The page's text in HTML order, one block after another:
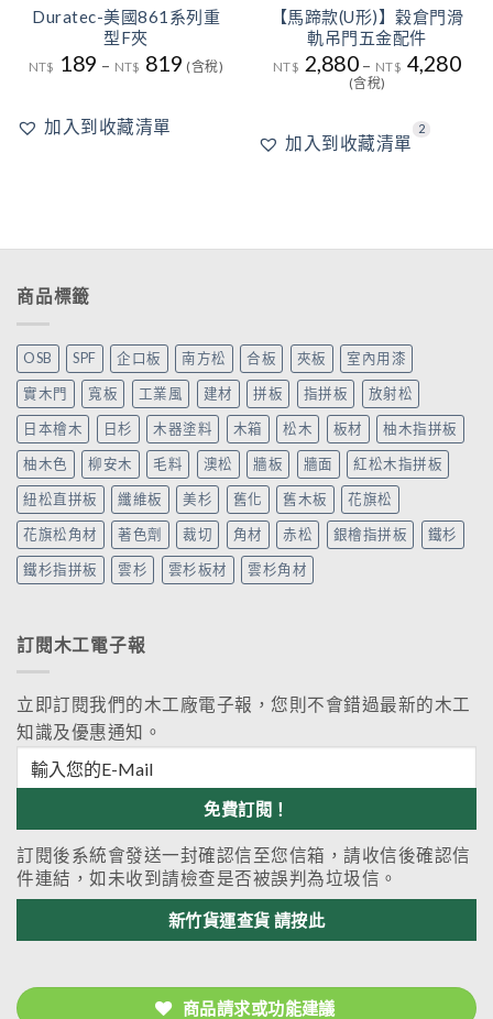
Duratec-美國861系列重
型F夾
NT$ 189 – NT$ 819 (含稅)
加入到收藏清單
【馬蹄款(U形)】穀倉門滑
軌吊門五金配件
NT$ 2,880– NT$ 4,280
(含稅)
加入到收藏清單
2
商品標籤
OSB SPF 企口板 南方松 合板 夾板 室內用漆
實木門 寬板 工業風 建材 拼板 指拼板 放射松
日本檜木 日杉 木器塗料 木箱 松木 板材 柚木指拼板
柚木色 柳安木 毛料 澳松 牆板 牆面 紅松木指拼板
紐松直拼板 纖維板 美杉 舊化 舊木板 花旗松
花旗松角材 著色劑 裁切 角材 赤松 銀檜指拼板 鐵杉
鐵杉指拼板 雲杉 雲杉板材 雲杉角材
訂閱木工電子報
立即訂閱我們的木工廠電子報，您則不會錯過最新的木工
知識及優惠通知。
訂閱後系統會發送一封確認信至您信箱，請收信後確認信
件連結，如未收到請檢查是否被誤判為垃圾信。
新竹貨運查貨 請按此
商品請求或功能建議